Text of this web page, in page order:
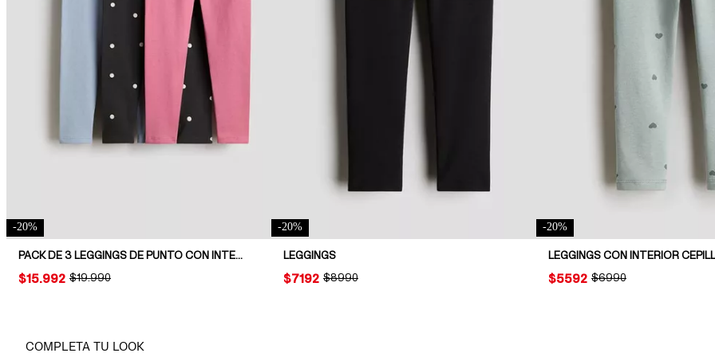
-20%
PACK DE 3 LEGGINGS DE PUNTO CON INTERIOR CEPILLADO
ORIGINAL PRICE:
$19.990
PRICE:
$15.992
-20%
LEGGINGS
ORIGINAL PRICE:
$8990
PRICE:
$7192
-20%
LEGGINGS CON INTERIOR
ORIGINAL PRICE:
$6990
PRICE:
$5592
COMPLETA TU LOOK